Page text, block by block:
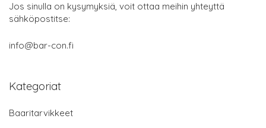
Jos sinulla on kysymyksiä, voit ottaa meihin yhteyttä
sähköpostitse:
info@bar-con.fi
Kategoriat
Baaritarvikkeet